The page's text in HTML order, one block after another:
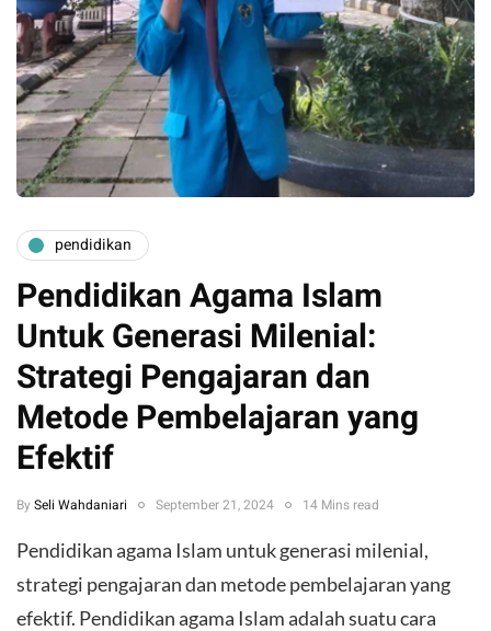
pendidikan
Pendidikan Agama Islam
Untuk Generasi Milenial:
Strategi Pengajaran dan
Metode Pembelajaran yang
Efektif
By Seli Wahdaniari September 21, 2024 14 Mins read
Pendidikan agama Islam untuk generasi milenial,
strategi pengajaran dan metode pembelajaran yang
efektif. Pendidikan agama Islam adalah suatu cara